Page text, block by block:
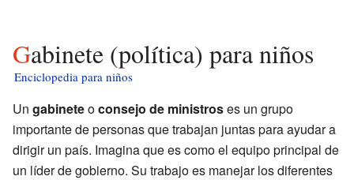
Gabinete (política) para niños
Enciclopedia para niños
Un gabineteoconsejo de ministroses un grupo
importante de personas que trabajan juntas para ayudar a
dirigir un país. Imagina que es como el equipo principal de
un líder de gobierno. Su trabajo es manejar los diferentes